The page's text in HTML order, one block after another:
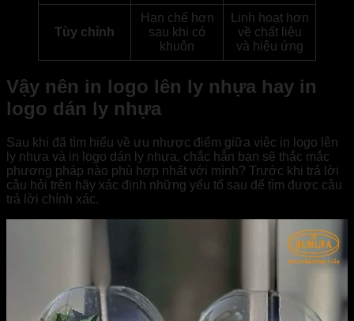
Tùy chỉnh
Hạn chế hơn
sau khi có
khuôn
Linh hoạt hơn
về chất liệu
và hiệu ứng
Vậy nên in logo lên ly nhựa hay in
logo dán ly nhựa
Sau khi đã tìm hiểu về ưu nhược điểm giữa việc in logo lên
ly nhựa và in logo dán ly nhựa, chắc hẳn bạn sẽ thắc mắc
phương pháp nào phù hợp nhất với mình? Trước khi trả lời
câu hỏi trên hãy xác định những yếu tố sau để tìm được câu
trả lời chính xác.